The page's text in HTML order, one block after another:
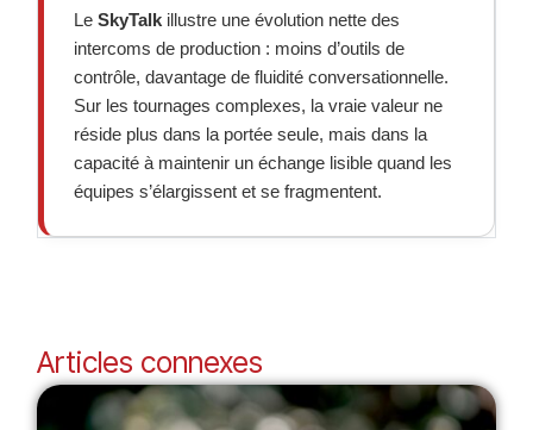
Le SkyTalkillustre une évolution nette des
intercoms de production : moins d’outils de
contrôle, davantage de fluidité conversationnelle.
Sur les tournages complexes, la vraie valeur ne
réside plus dans la portée seule, mais dans la
capacité à maintenir un échange lisible quand les
équipes s’élargissent et se fragmentent.
Articles connexes